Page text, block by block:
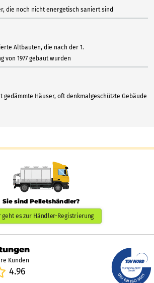
die noch nicht energetisch saniert sind
Altbauten, die nach der 1.
von 1977 gebaut wurden
gedämmte Häuser, oft denkmalgeschützte Gebäude
Sie sind Pelletshändler?
geht es zur Händler-Registrierung
Kunden
4.96